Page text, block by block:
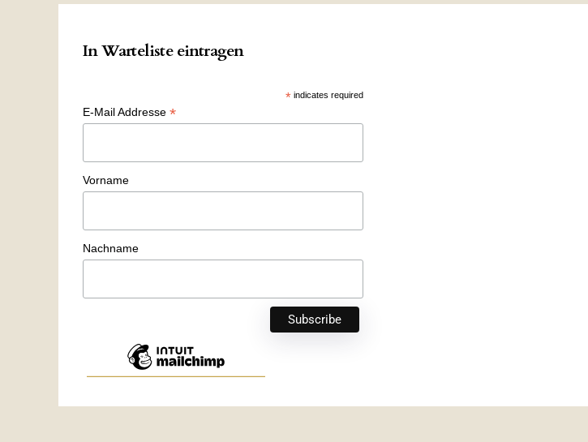
In Warteliste eintragen
*indicates required
E-Mail Addresse *
Vorname
Nachname